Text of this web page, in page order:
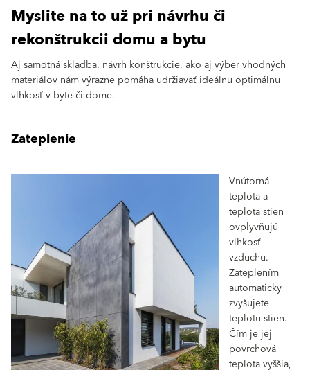
Myslite na to už pri návrhu či
rekonštrukcii domu a bytu
Aj samotná skladba, návrh konštrukcie, ako aj výber vhodných
materiálov nám výrazne pomáha udržiavať ideálnu optimálnu
vlhkosť v byte či dome.
Zateplenie
Vnútorná
teplota a
teplota stien
ovplyvňujú
vlhkosť
vzduchu.
Zateplením
automaticky
zvyšujete
teplotu stien.
Čím je jej
povrchová
teplota vyššia,